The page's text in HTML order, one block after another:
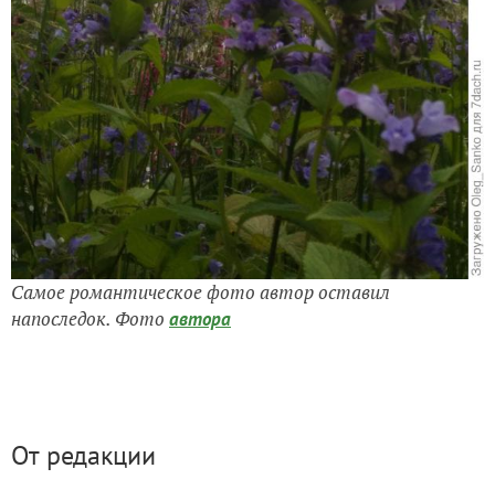
Самое романтическое фото автор оставил
напоследок. Фото автора
От редакции